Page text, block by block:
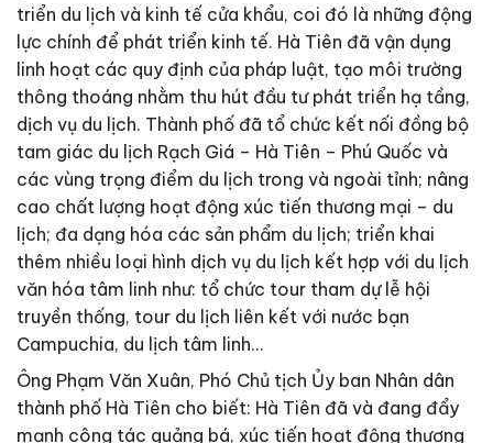
triển du lịch và kinh tế cửa khẩu, coi đó là những động
lực chính để phát triển kinh tế. Hà Tiên đã vận dụng
linh hoạt các quy định của pháp luật, tạo môi trường
thông thoáng nhằm thu hút đầu tư phát triển hạ tầng,
dịch vụ du lịch. Thành phố đã tổ chức kết nối đồng bộ
tam giác du lịch Rạch Giá – Hà Tiên – Phú Quốc và
các vùng trọng điểm du lịch trong và ngoài tỉnh; nâng
cao chất lượng hoạt động xúc tiến thương mại – du
lịch; đa dạng hóa các sản phẩm du lịch; triển khai
thêm nhiều loại hình dịch vụ du lịch kết hợp với du lịch
văn hóa tâm linh như: tổ chức tour tham dự lễ hội
truyền thống, tour du lịch liên kết với nước bạn
Campuchia, du lịch tâm linh…
Ông Phạm Văn Xuân, Phó Chủ tịch Ủy ban Nhân dân
thành phố Hà Tiên cho biết: Hà Tiên đã và đang đẩy
mạnh công tác quảng bá, xúc tiến hoạt động thương